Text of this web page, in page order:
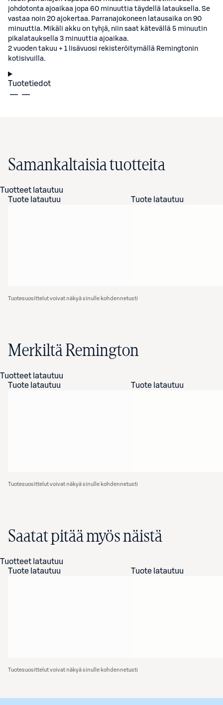
johdotonta ajoaikaa jopa 60 minuuttia täydellä latauksella. Se
vastaa noin 20 ajokertaa. Parranajokoneen latausaika on 90
minuuttia. Mikäli akku on tyhjä, niin saat kätevällä 5 minuutin
pikalatauksella 3 minuuttia ajoaikaa.
2 vuoden takuu + 1 lisävuosi rekisteröitymällä Remingtonin
kotisivuilla.
Tuotetiedot
Samankaltaisia tuotteita
Tuotteet latautuu
Tuote latautuu
Tuote latautuu
Tuotesuosittelut voivat näkyä sinulle kohdennetusti
Merkiltä Remington
Tuotteet latautuu
Tuote latautuu
Tuote latautuu
Tuotesuosittelut voivat näkyä sinulle kohdennetusti
Saatat pitää myös näistä
Tuotteet latautuu
Tuote latautuu
Tuote latautuu
Tuotesuosittelut voivat näkyä sinulle kohdennetusti